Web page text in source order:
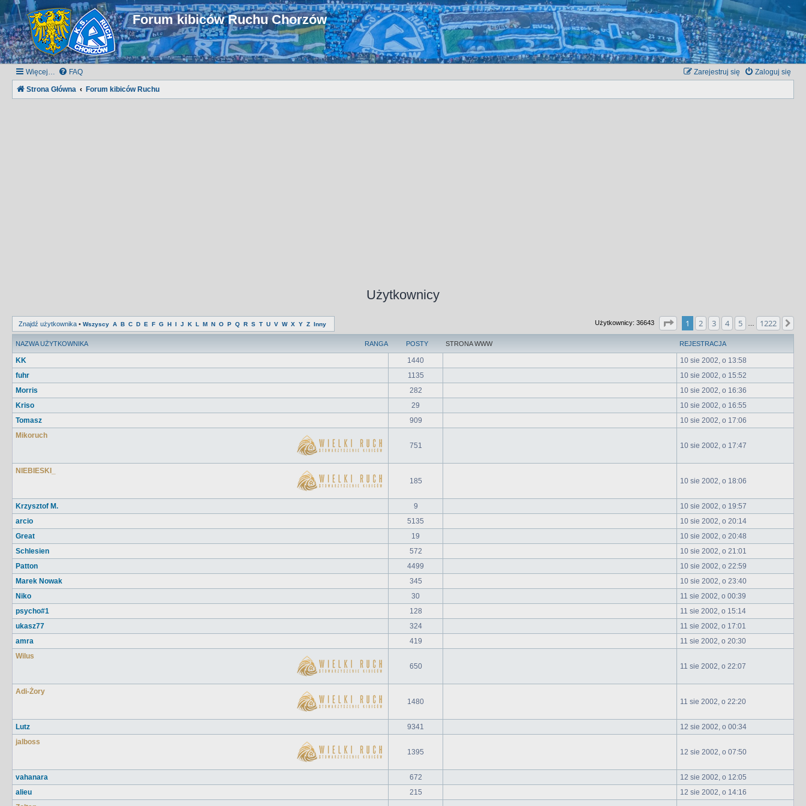
Forum kibiców Ruchu Chorzów
Więcej… FAQ Zaloguj się
Zarejestruj się
Strona Główna Forum kibiców Ruchu
Użytkownicy
Znajdź użytkownika • Wszyscy A B C D E F G H I J K L M N O P Q R S T U V W X Y Z Inny Użytkownicy: 36643 Strona1 1222
1 2 3 4 5 1222
RANGA
NAZWA UŻYTKOWNIKA POSTY STRONA WWW REJESTRACJA
KK 1440
10 sie 2002, o 13:58
fuhr
1135
10 sie 2002, o 15:52
Morris
282
10 sie 2002, o 16:36
Kriso
29
10 sie 2002, o 16:55
Tomasz
909
10 sie 2002, o 17:06
Mikoruch
751
10 sie 2002, o 17:47
NIEBIESKI_
185
10 sie 2002, o 18:06
Krzysztof M. 9
10 sie 2002, o 19:57
arcio
5135
10 sie 2002, o 20:14
Great
19
10 sie 2002, o 20:48
Schlesien
572
10 sie 2002, o 21:01
Patton
4499
10 sie 2002, o 22:59
Marek Nowak
345
10 sie 2002, o 23:40
Niko
30
11 sie 2002, o 00:39
psycho#1
128
11 sie 2002, o 15:14
ukasz77
324
11 sie 2002, o 17:01
amra
419
11 sie 2002, o 20:30
Wilus
650
11 sie 2002, o 22:07
Adi-Żory
1480
11 sie 2002, o 22:20
Lutz 9341
12 sie 2002, o 00:34
jalboss
1395
12 sie 2002, o 07:50
vahanara 672
12 sie 2002, o 12:05
alieu
215
12 sie 2002, o 14:16